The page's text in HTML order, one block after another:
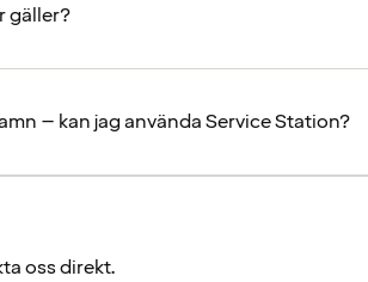
gäller?
– kan jag använda Service Station?
oss direkt.